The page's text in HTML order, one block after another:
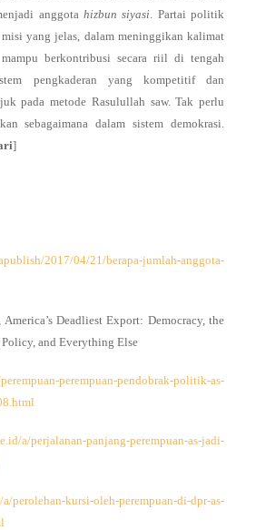
anggota hizbun siyasi . Partai politik
yang jelas, dalam meninggikan kalimat
berkontribusi secara riil di tengah
pengkaderan yang kompetitif dan
pada metode Rasulullah saw. Tak perlu
sebagaimana dalam sistem demokrasi.
]
2017/04/21/berapa-jumlah-anggota-
Deadliest Export: Democracy, the
and Everything Else
perempuan-pendobrak-politik-as-
a/perjalanan-panjang-perempuan-as-jadi-
perolehan-kursi-oleh-perempuan-di-dpr-as-